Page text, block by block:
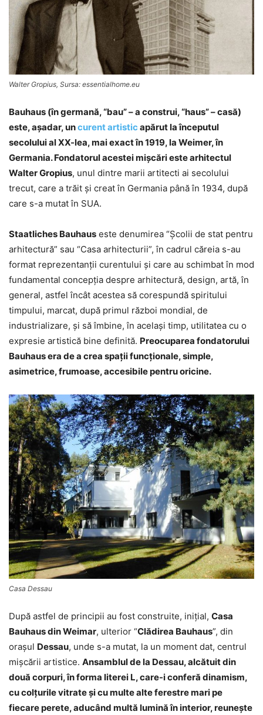
Walter Gropius, Sursa: essentialhome.eu
Bauhaus (în germană, “bau” – a construi, “haus” – casă)
este, aşadar, uncurent artistic apărut la începutul
secolului al XX-lea, mai exact în 1919, la Weimer, în
Germania. Fondatorul acestei mişcări este arhitectul
Walter Gropius, unul dintre marii artitecti ai secolului
trecut, care a trăit şi creat în Germania până în 1934, după
care s-a mutat în SUA.
Staatliches Bauhaus este denumirea “Şcolii de stat pentru
arhitectură” sau “Casa arhitecturii”, în cadrul căreia s-au
format reprezentanţii curentului şi care au schimbat în mod
fundamental concepţia despre arhitectură, design, artă, în
general, astfel încât acestea să corespundă spiritului
timpului, marcat, după primul război mondial, de
industrializare, şi să îmbine, în acelaşi timp, utilitatea cu o
expresie artistică bine definită. Preocuparea fondatorului
Bauhaus era de a crea spaţii funcţionale, simple,
asimetrice, frumoase, accesibile pentru oricine.
Casa Dessau
După astfel de principii au fost construite, iniţial, Casa
Bauhaus din Weimar, ulterior “Clădirea Bauhaus”, din
oraşul Dessau, unde s-a mutat, la un moment dat, centrul
mişcării artistice. Ansamblul de la Dessau, alcătuit din
două corpuri, în forma literei L, care-i conferă dinamism,
cu colţurile vitrate şi cu multe alte ferestre mari pe
fiecare perete, aducând multă lumină în interior, reuneşte